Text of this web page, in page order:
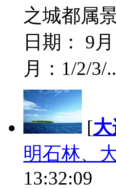
之城都属
日期： 9
月：1/2/3/
[
明石林、
13:32:09